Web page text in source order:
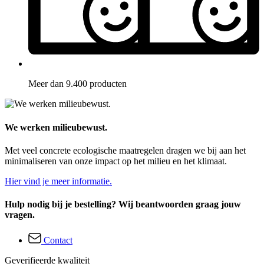
Meer dan 9.400 producten
We werken milieubewust.
Met veel concrete ecologische maatregelen dragen we bij aan het
minimaliseren van onze impact op het milieu en het klimaat.
Hier vind je meer informatie.
Hulp nodig bij je bestelling? Wij beantwoorden graag jouw
vragen.
Contact
Geverifieerde kwaliteit